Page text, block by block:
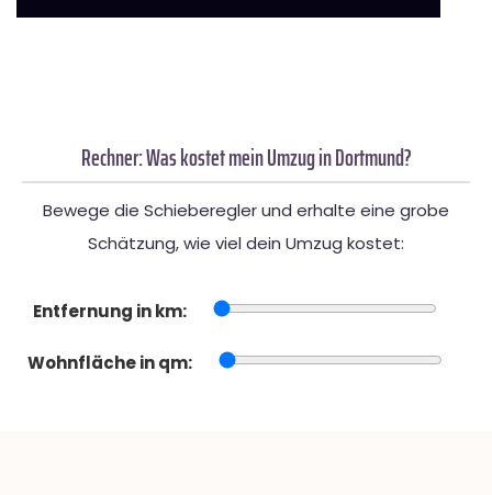
Rechner: Was kostet mein Umzug in Dortmund?
Bewege die Schieberegler und erhalte eine grobe
Schätzung, wie viel dein Umzug kostet:
Entfernung in km:
Wohnfläche in qm: